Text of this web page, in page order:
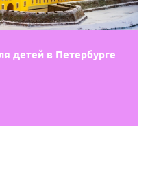
детей в Петербурге